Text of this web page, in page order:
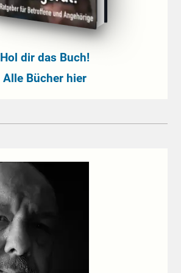
Hol dir das Buch!
Alle Bücher hier